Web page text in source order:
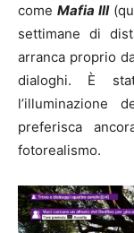
comeMafia III
settimane di
arranca proprio
dialoghi. È
l’illuminazione
preferisca
fotorealismo.